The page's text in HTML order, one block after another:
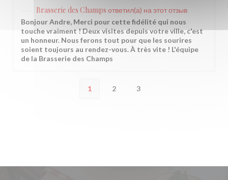
Brasserie des Champs ответил(а) на этот отзыв
Bonjour Andre, Merci pour cette fidélité qui nous
touche vraiment ! Deux visites depuis votre ville, c'est
un honneur. Nous ferons tout pour que les sourires
soient toujours au rendez-vous. À très vite ! L'équipe
de la Brasserie des Champs
1 2 3